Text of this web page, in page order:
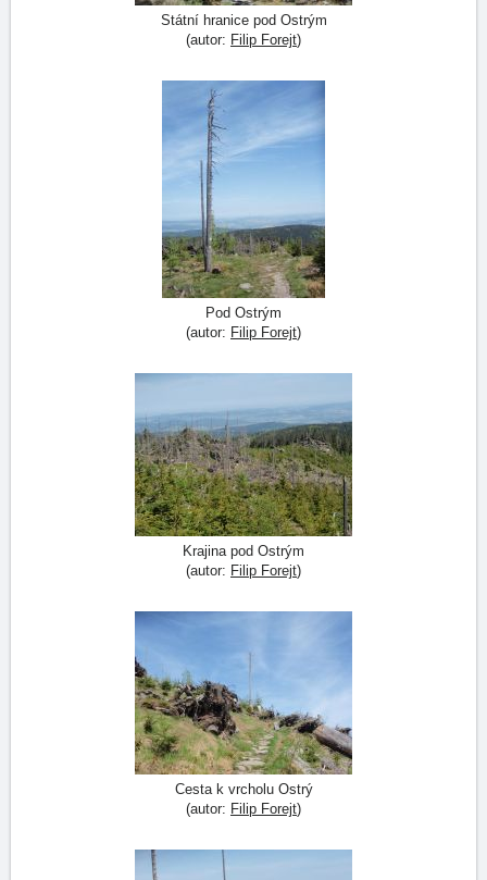
Státní hranice pod Ostrým
(autor: Filip Forejt)
Pod Ostrým
(autor: Filip Forejt)
Krajina pod Ostrým
(autor: Filip Forejt)
Cesta k vrcholu Ostrý
(autor: Filip Forejt)